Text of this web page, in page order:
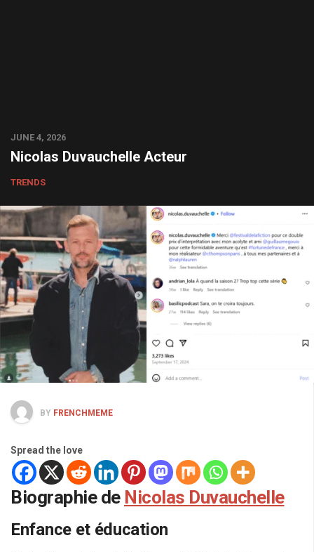
JUNE 4, 2026
Nicolas Duvauchelle Acteur
TRENDS
BY FRENCHMEME
Spread the love
Biographie de Nicolas Duvauchelle
Enfance et éducation